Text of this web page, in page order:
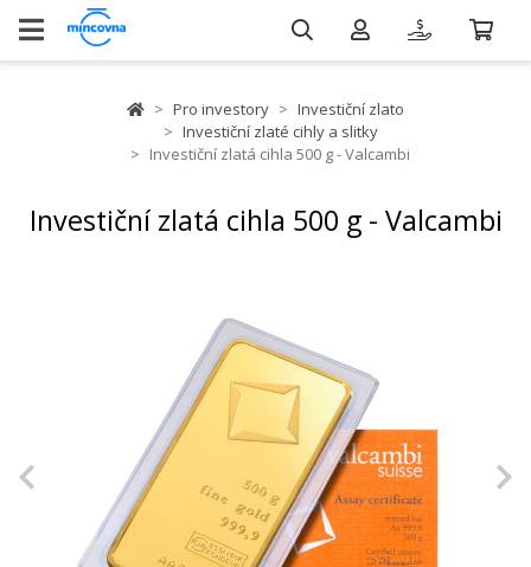
Pro investory
Investiční zlato
Investiční zlaté cihly a slitky
Investiční zlatá cihla 500 g - Valcambi
Investiční zlatá cihla 500 g - Valcambi
Previous